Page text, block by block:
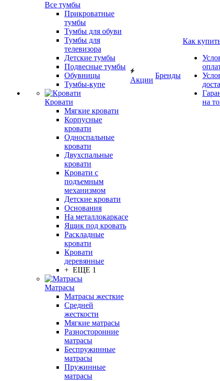
Все тумбы
Прикроватные
тумбы
Тумбы для обуви
Тумбы для
телевизора
Детские тумбы
Подвесные тумбы
Обувницы
Тумбы-купе
Кровати
Мягкие кровати
Корпусные
кровати
Односпальные
кровати
Двухспальные
кровати
Кровати с
подъемным
механизмом
Детские кровати
Основания
На металлокаркасе
Ящик под кровать
Раскладные
кровати
Кровати
деревянные
+ ЕЩЕ 1
Матрасы
Матрасы жесткие
Средней
жесткости
Мягкие матрасы
Разносторонние
матрасы
Беспружинные
матрасы
Пружинные
матрасы
Акции
Бренды
Как
на